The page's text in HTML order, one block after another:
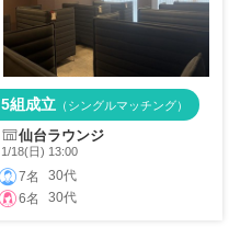
仙台ラウンジ
1/18(日) 13:00
7名
30代
6名
30代
5組成立 （シングルマッチング）